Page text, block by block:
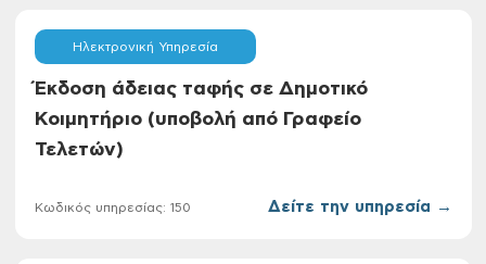
Ηλεκτρονική Υπηρεσία
Έκδοση άδειας ταφής σε Δημοτικό
Κοιμητήριο (υποβολή από Γραφείο
Τελετών)
Κωδικός υπηρεσίας: 150 Δείτε την υπηρεσία →